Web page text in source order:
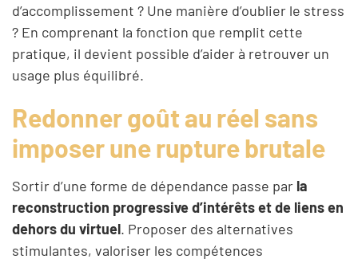
d’accomplissement ? Une manière d’oublier le stress
? En comprenant la fonction que remplit cette
pratique, il devient possible d’aider à retrouver un
usage plus équilibré.
Redonner goût au réel sans
imposer une rupture brutale
Sortir d’une forme de dépendance passe par la
reconstruction progressive d’intérêts et de liens en
dehors du virtuel. Proposer des alternatives
stimulantes, valoriser les compétences